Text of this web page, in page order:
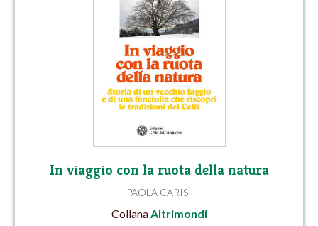
In viaggio con la ruota della natura
PAOLA CARISÌ
CollanaAltrimondi